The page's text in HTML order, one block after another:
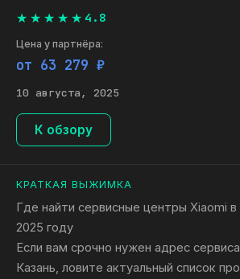
4.8
Цена у партнёра:
от 63 279 ₽
10 августа, 2025
К обзору
КРАТКАЯ ВЫЖИМКА
Где найти сервисные центры Xiaomi в
2025 году
Если вам срочно нужен адрес
Казань, ловите актуальный список